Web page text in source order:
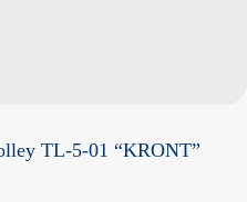
TL-5-01 “KRONT”